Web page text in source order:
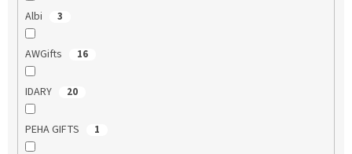
Albi 3
AWGifts 16
IDARY 20
PEHA GIFTS 1